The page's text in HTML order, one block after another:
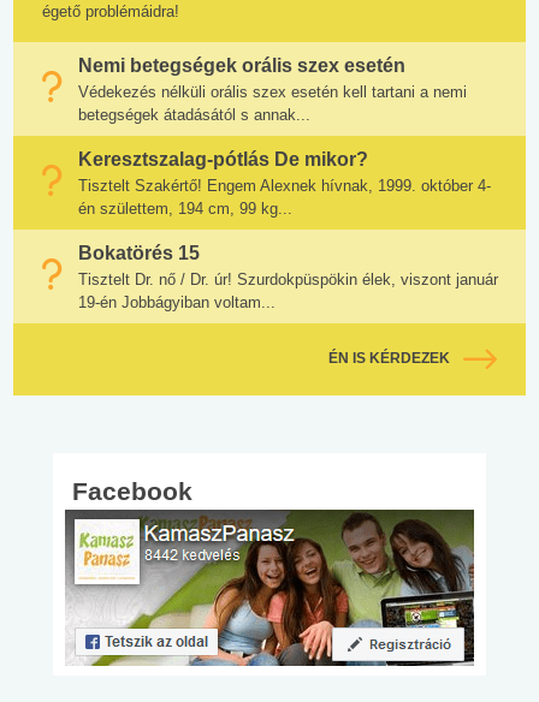
égető problémáidra!
Nemi betegségek orális szex esetén
Védekezés nélküli orális szex esetén kell tartani a nemi
betegségek átadásától s annak...
Keresztszalag-pótlás De mikor?
Tisztelt Szakértő! Engem Alexnek hívnak, 1999. október 4-
én születtem, 194 cm, 99 kg...
Bokatörés 15
Tisztelt Dr. nő / Dr. úr! Szurdokpüspökin élek, viszont január
19-én Jobbágyiban voltam...
ÉN IS KÉRDEZEK
Facebook